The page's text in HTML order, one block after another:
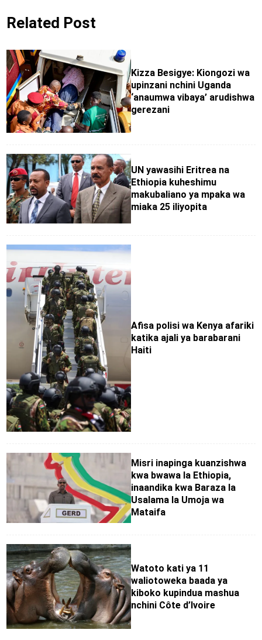
Related Post
Kizza Besigye: Kiongozi wa
upinzani nchini Uganda
‘anaumwa vibaya’ arudishwa
gerezani
UN yawasihi Eritrea na
Ethiopia kuheshimu
makubaliano ya mpaka wa
miaka 25 iliyopita
Afisa polisi wa Kenya afariki
katika ajali ya barabarani
Haiti
Misri inapinga kuanzishwa
kwa bwawa la Ethiopia,
inaandika kwa Baraza la
Usalama la Umoja wa
Mataifa
Watoto kati ya 11
waliotoweka baada ya
kiboko kupindua mashua
nchini Côte d’Ivoire